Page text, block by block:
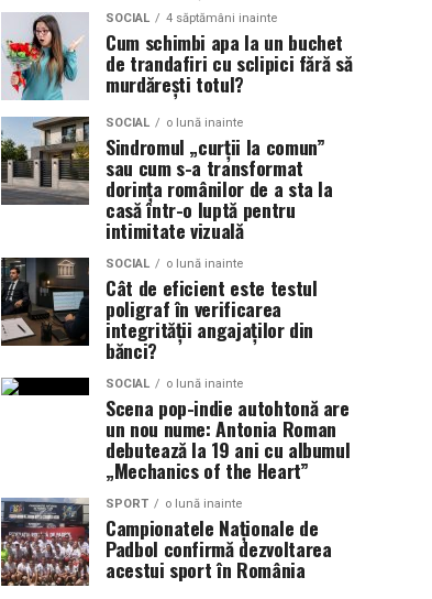
SOCIAL 4 săptămâni inainte
Cum schimbi apa la un buchet
de trandafiri cu sclipici fără să
murdărești totul?
SOCIAL o lună inainte
Sindromul „curții la comun”
sau cum s-a transformat
dorința românilor de a sta la
casă într-o luptă pentru
intimitate vizuală
SOCIAL o lună inainte
Cât de eficient este testul
poligraf în verificarea
integrității angajaților din
bănci?
SOCIAL o lună inainte
Scena pop-indie autohtonă are
un nou nume: Antonia Roman
debutează la 19 ani cu albumul
„Mechanics of the Heart”
SPORT o lună inainte
Campionatele Naționale de
Padbol confirmă dezvoltarea
acestui sport în România